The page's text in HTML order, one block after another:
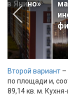
в Янино»
Второй вариант –
по площади и,
89,14 кв. м.